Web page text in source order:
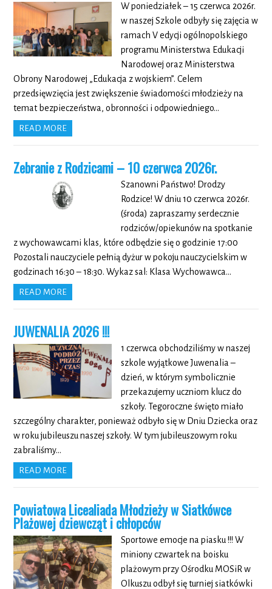
W poniedziałek – 15 czerwca 2026r.
w naszej Szkole odbyły się zajęcia w
ramach V edycji ogólnopolskiego
programu Ministerstwa Edukacji
Narodowej oraz Ministerstwa
Obrony Narodowej „Edukacja z wojskiem”. Celem
przedsięwzięcia jest zwiększenie świadomości młodzieży na
temat bezpieczeństwa, obronności i odpowiedniego…
READ MORE
Zebranie z Rodzicami – 10 czerwca 2026r.
Szanowni Państwo! Drodzy
Rodzice! W dniu 10 czerwca 2026r.
(środa) zapraszamy serdecznie
rodziców/opiekunów na spotkanie
z wychowawcami klas, które odbędzie się o godzinie 17:00
Pozostali nauczyciele pełnią dyżur w pokoju nauczycielskim w
godzinach 16:30 – 18:30. Wykaz sal: Klasa Wychowawca…
READ MORE
JUWENALIA 2026 !!!
1 czerwca obchodziliśmy w naszej
szkole wyjątkowe Juwenalia –
dzień, w którym symbolicznie
przekazujemy uczniom klucz do
szkoły. Tegoroczne święto miało
szczególny charakter, ponieważ odbyło się w Dniu Dziecka oraz
w roku jubileuszu naszej szkoły. W tym jubileuszowym roku
zabraliśmy…
READ MORE
Powiatowa Licealiada Młodzieży w Siatkówce
Plażowej dziewcząt i chłopców
Sportowe emocje na piasku !!! W
miniony czwartek na boisku
plażowym przy Ośrodku MOSiR w
Olkuszu odbył się turniej siatkówki